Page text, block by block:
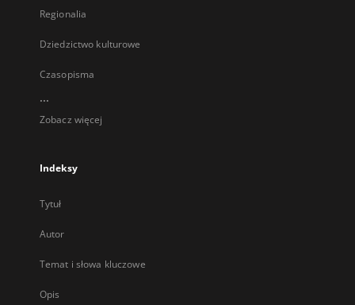
Regionalia
Dziedzictwo kulturowe
Czasopisma
...
Zobacz więcej
Indeksy
Tytuł
Autor
Temat i słowa kluczowe
Opis